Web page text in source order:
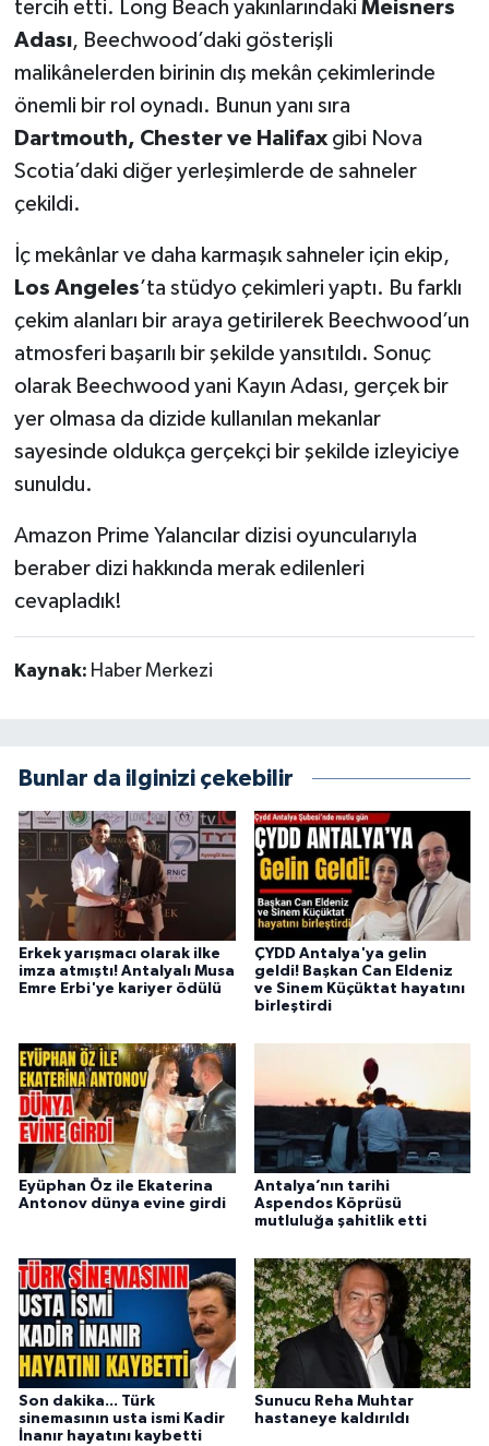
tercih etti. Long Beach yakınlarındaki Meisners
Adası, Beechwood’daki gösterişli
malikânelerden birinin dış mekân çekimlerinde
önemli bir rol oynadı. Bunun yanı sıra
Dartmouth, Chester ve Halifaxgibi Nova
Scotia’daki diğer yerleşimlerde de sahneler
çekildi.
İç mekânlar ve daha karmaşık sahneler için ekip,
Los Angeles’ta stüdyo çekimleri yaptı. Bu farklı
çekim alanları bir araya getirilerek Beechwood’un
atmosferi başarılı bir şekilde yansıtıldı. Sonuç
olarak Beechwood yani Kayın Adası, gerçek bir
yer olmasa da dizide kullanılan mekanlar
sayesinde oldukça gerçekçi bir şekilde izleyiciye
sunuldu.
Amazon Prime Yalancılar dizisi oyuncularıyla
beraber dizi hakkında merak edilenleri
cevapladık!
Kaynak: Haber Merkezi
Bunlar da ilginizi çekebilir
Erkek yarışmacı olarak ilke
imza atmıştı! Antalyalı Musa
Emre Erbi'ye kariyer ödülü
ÇYDD Antalya'ya gelin
geldi! Başkan Can Eldeniz
ve Sinem Küçüktat hayatını
birleştirdi
Eyüphan Öz ile Ekaterina
Antonov dünya evine girdi
Antalya’nın tarihi
Aspendos Köprüsü
mutluluğa şahitlik etti
Son dakika... Türk
sinemasının usta ismi Kadir
İnanır hayatını kaybetti
Sunucu Reha Muhtar
hastaneye kaldırıldı